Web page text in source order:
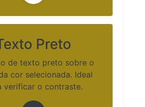
Preto
de texto preto sobre o
cor selecionada. Ideal
verificar o contraste.